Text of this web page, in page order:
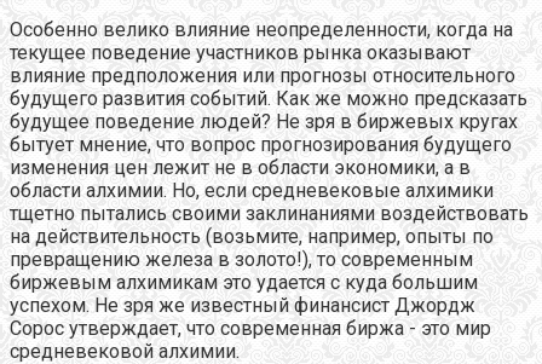
Особенно велико влияние неопределенности, когда на
текущее поведение участников рынка оказывают
влияние предположения или прогнозы относительного
будущего развития событий. Как же можно предсказать
будущее поведение людей? Не зря в биржевых кругах
бытует мнение, что вопрос прогнозирования будущего
изменения цен лежит не в области экономики, а в
области алхимии. Но, если средневековые алхимики
тщетно пытались своими заклинаниями воздействовать
на действительность (возьмите, например, опыты по
превращению железа в золото!), то современным
биржевым алхимикам это удается с куда большим
успехом. Не зря же известный финансист Джордж
Сорос утверждает, что современная биржа - это мир
средневековой алхимии.